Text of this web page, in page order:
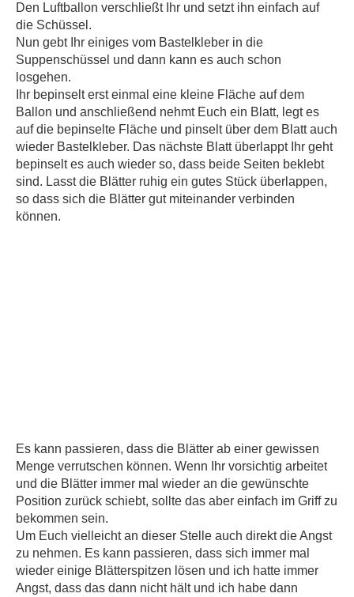
Den Luftballon verschließt Ihr und setzt ihn einfach auf
die Schüssel.
Nun gebt Ihr einiges vom Bastelkleber in die
Suppenschüssel und dann kann es auch schon
losgehen.
Ihr bepinselt erst einmal eine kleine Fläche auf dem
Ballon und anschließend nehmt Euch ein Blatt, legt es
auf die bepinselte Fläche und pinselt über dem Blatt auch
wieder Bastelkleber. Das nächste Blatt überlappt Ihr geht
bepinselt es auch wieder so, dass beide Seiten beklebt
sind. Lasst die Blätter ruhig ein gutes Stück überlappen,
so dass sich die Blätter gut miteinander verbinden
können.
Es kann passieren, dass die Blätter ab einer gewissen
Menge verrutschen können. Wenn Ihr vorsichtig arbeitet
und die Blätter immer mal wieder an die gewünschte
Position zurück schiebt, sollte das aber einfach im Griff zu
bekommen sein.
Um Euch vielleicht an dieser Stelle auch direkt die Angst
zu nehmen. Es kann passieren, dass sich immer mal
wieder einige Blätterspitzen lösen und ich hatte immer
Angst, dass das dann nicht hält und ich habe dann